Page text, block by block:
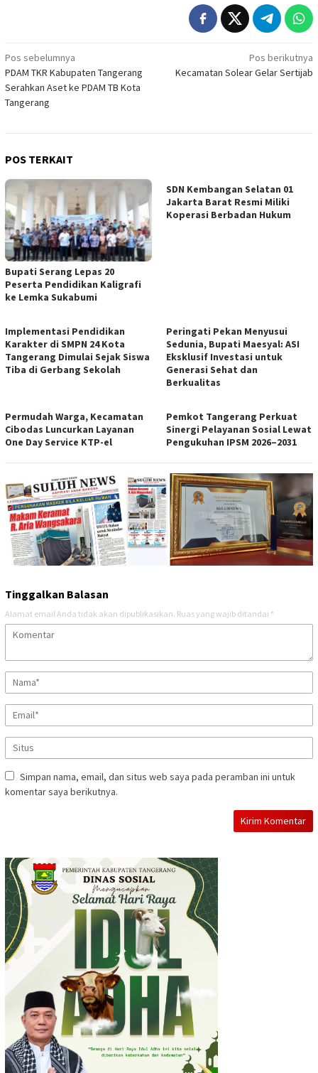
Navigasi
pos
Pos sebelumnya
PDAM TKR Kabupaten Tangerang
Serahkan Aset ke PDAM TB Kota
Tangerang
Pos berikutnya
Kecamatan Solear Gelar Sertijab
POS TERKAIT
Bupati Serang Lepas 20
Peserta Pendidikan Kaligrafi
ke Lemka Sukabumi
SDN Kembangan Selatan 01
Jakarta Barat Resmi Miliki
Koperasi Berbadan Hukum
Implementasi Pendidikan
Karakter di SMPN 24 Kota
Tangerang Dimulai Sejak Siswa
Tiba di Gerbang Sekolah
Peringati Pekan Menyusui
Sedunia, Bupati Maesyal: ASI
Eksklusif Investasi untuk
Generasi Sehat dan
Berkualitas
Permudah Warga, Kecamatan
Cibodas Luncurkan Layanan
One Day Service KTP-el
Pemkot Tangerang Perkuat
Sinergi Pelayanan Sosial Lewat
Pengukuhan IPSM 2026–2031
Tinggalkan Balasan
Alamat email Anda tidak akan dipublikasikan. Ruas yang wajib ditandai *
Simpan nama, email, dan situs web saya pada peramban ini untuk
komentar saya berikutnya.